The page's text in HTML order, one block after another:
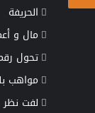
الحريفة
مال و
تحول
مواهب
لفت نظر